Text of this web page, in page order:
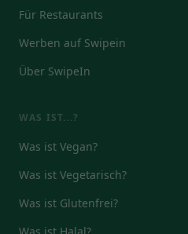
Für Restaurants
Werben auf Swipein
Über SwipeIn
WAS IST...?
Was ist Vegan?
Was ist Vegetarisch?
Was ist Glutenfrei?